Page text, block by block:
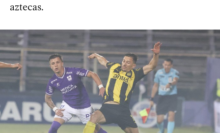
aztecas.